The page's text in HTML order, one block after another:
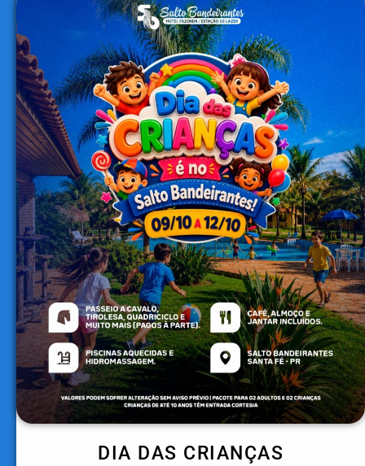
DIA DAS CRIANÇAS